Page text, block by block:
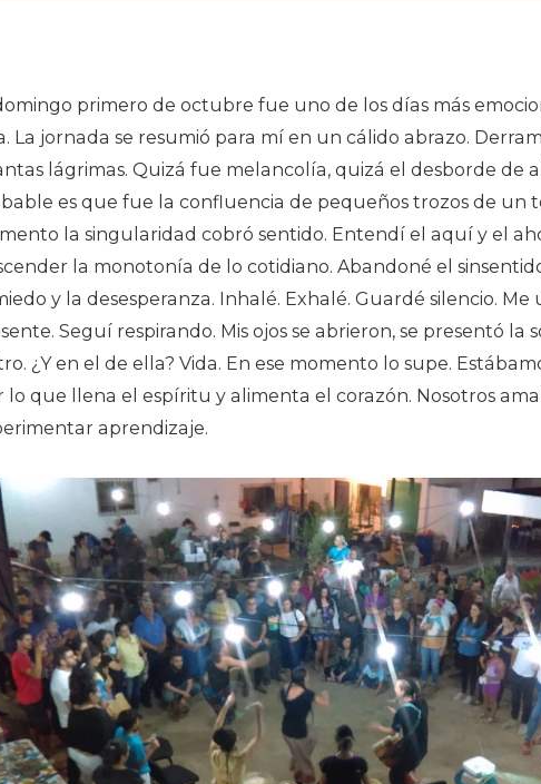
primero de octubre fue uno de los días más
La jornada se resumió para mí en un cálido abrazo.
lágrimas. Quizá fue melancolía, quizá el desborde de
es que fue la confluencia de pequeños trozos de un
la singularidad cobró sentido. Entendí el aquí y el
la monotonía de lo cotidiano. Abandoné el
y la desesperanza. Inhalé. Exhalé. Guardé silencio. Me
Seguí respirando. Mis ojos se abrieron, se presentó la
¿Y en el de ella? Vida. En ese momento lo supe.
lo que llena el espíritu y alimenta el corazón. Nosotros
aprendizaje.